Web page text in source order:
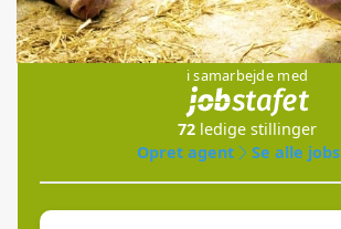
Jobs
i samarbejde med
72 ledige stillinger
Opret agent
Se alle jobs